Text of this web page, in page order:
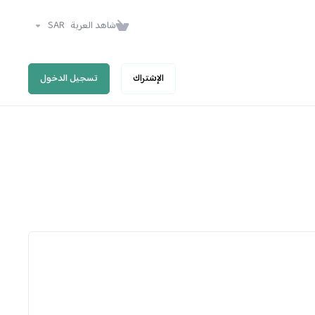
شاهد العربة SAR
الإشتراك تسجيل الدخول